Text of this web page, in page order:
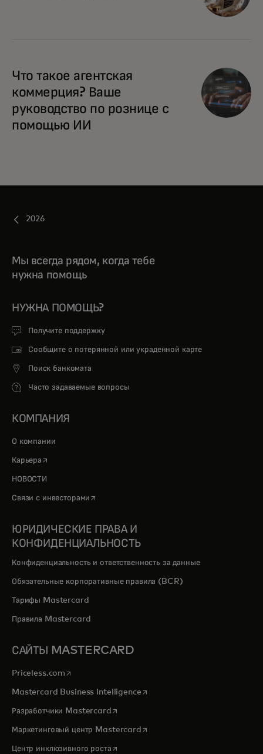
Что такое агентская
коммерция? Ваше
руководство по рознице с
помощью ИИ
2026
Мы всегда рядом, когда тебе
нужна помощь
НУЖНА ПОМОЩЬ?
Получите поддержку
Сообщите о потерянной или украденной карте
Поиск банкомата
Часто задаваемые вопросы
КОМПАНИЯ
О компании
Карьера opens in a new tab
НОВОСТИ
Связи с инвесторами opens in a new tab
ЮРИДИЧЕСКИЕ ПРАВА И
КОНФИДЕНЦИАЛЬНОСТЬ
Конфиденциальность и ответственность за данные
Обязательные корпоративные правила (BCR)
Тарифы Mastercard
Правила Mastercard
САЙТЫ MASTERCARD
Priceless.com opens in a new tab
Mastercard Business Intelligenceopens in a new tab
Разработчики Mastercardopens in a new tab
Маркетинговый центр Mastercardopens in a new tab
Центр инклюзивного ростаopens in a new tab